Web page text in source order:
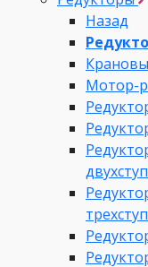
Назад
Мотор-